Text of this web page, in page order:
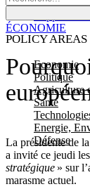
POLICY AREAS
Economie
Politique
Agriculture
Santé
Energie,
Défense
La présidente de
a invité ce jeudi
stratégique » sur
marasme actuel.
ÉCONOMIE